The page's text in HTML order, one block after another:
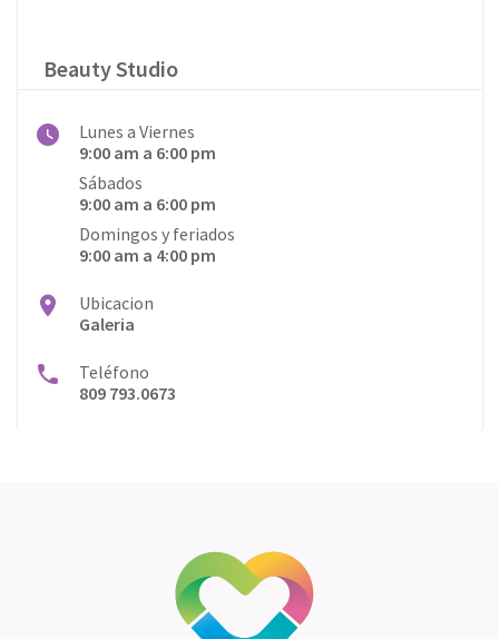
Beauty Studio
Lunes a Viernes
9:00 am a 6:00 pm
Sábados
9:00 am a 6:00 pm
Domingos y feriados
9:00 am a 4:00 pm
Ubicacion
Galeria
Teléfono
809 793.0673